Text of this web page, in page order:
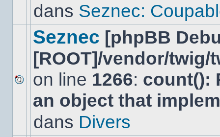
dansdans Seznec:
Aucun
nouveau
message
Seznec [phpBB
[ROOT]/vendor/
on line 1266: count():
an object that
dans Divers